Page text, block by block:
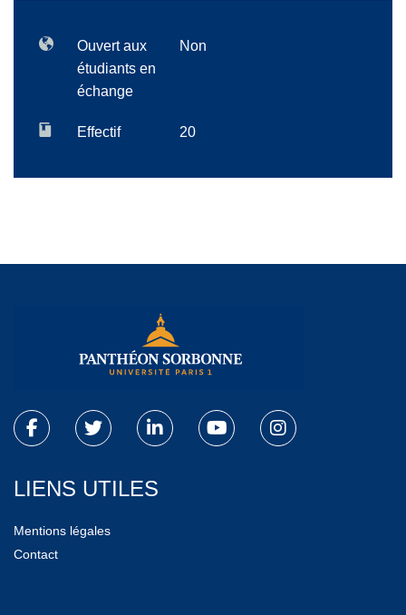
Ouvert aux
étudiants en
échange
Non
Effectif 20
LIENS UTILES
Mentions légales
Contact